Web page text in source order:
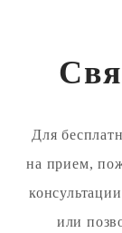
Для
на прием,
или